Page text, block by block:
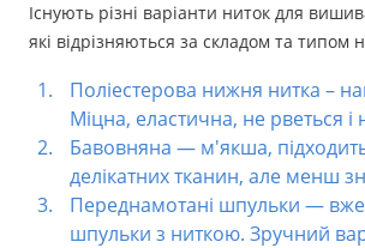
Існують різні варіанти ниток для
які відрізняються за складом та типом
Поліестерова нижня нитка –
Міцна, еластична, не рветься і
Бавовняна — м'якша,
делікатних тканин, але менш
Переднамотані шпульки — вже
шпульки з ниткою. Зручний